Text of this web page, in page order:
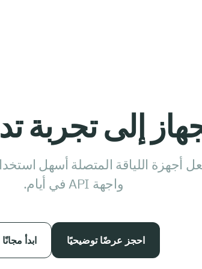
إلى تجربة
أجهزة اللياقة المتصلة أسهل
واجهة API في أيام.
احجز عرضًا توضيحيًا ابدأ مجانًا